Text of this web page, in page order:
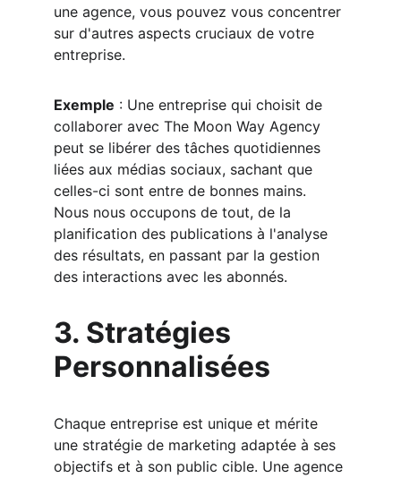
une agence, vous pouvez vous concentrer
sur d'autres aspects cruciaux de votre
entreprise.
Exemple : Une entreprise qui choisit de
collaborer avec The Moon Way Agency
peut se libérer des tâches quotidiennes
liées aux médias sociaux, sachant que
celles-ci sont entre de bonnes mains.
Nous nous occupons de tout, de la
planification des publications à l'analyse
des résultats, en passant par la gestion
des interactions avec les abonnés.
3. Stratégies
Personnalisées
Chaque entreprise est unique et mérite
une stratégie de marketing adaptée à ses
objectifs et à son public cible. Une agence